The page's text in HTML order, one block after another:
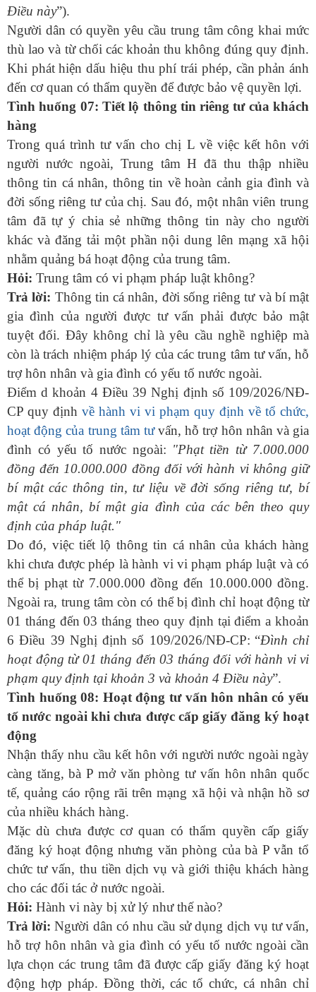
Điều này”).
Người dân có quyền yêu cầu trung tâm công khai mức
thù lao và từ chối các khoản thu không đúng quy định.
Khi phát hiện dấu hiệu thu phí trái phép, cần phản ánh
đến cơ quan có thẩm quyền để được bảo vệ quyền lợi.
Tình huống 07: Tiết lộ thông tin riêng tư của khách
hàng
Trong quá trình tư vấn cho chị L về việc kết hôn với
người nước ngoài, Trung tâm H đã thu thập nhiều
thông tin cá nhân, thông tin về hoàn cảnh gia đình và
đời sống riêng tư của chị. Sau đó, một nhân viên trung
tâm đã tự ý chia sẻ những thông tin này cho người
khác và đăng tải một phần nội dung lên mạng xã hội
nhằm quảng bá hoạt động của trung tâm.
Hỏi: Trung tâm có vi phạm pháp luật không?
Trả lời: Thông tin cá nhân, đời sống riêng tư và bí mật
gia đình của người được tư vấn phải được bảo mật
tuyệt đối. Đây không chỉ là yêu cầu nghề nghiệp mà
còn là trách nhiệm pháp lý của các trung tâm tư vấn, hỗ
trợ hôn nhân và gia đình có yếu tố nước ngoài.
Điểm d khoản 4 Điều 39 Nghị định số 109/2026/NĐ-
CP quy định về hành vi vi phạm quy định về tổ chức,
hoạt động của trung tâm tưvấn, hỗ trợ hôn nhân và gia
đình có yếu tố nước ngoài: "Phạt tiền từ 7.000.000
đồng đến 10.000.000 đồng đối với hành vi không giữ
bí mật các thông tin, tư liệu về đời sống riêng tư, bí
mật cá nhân, bí mật gia đình của các bên theo quy
định của pháp luật."
Do đó, việc tiết lộ thông tin cá nhân của khách hàng
khi chưa được phép là hành vi vi phạm pháp luật và có
thể bị phạt từ 7.000.000 đồng đến 10.000.000 đồng.
Ngoài ra, trung tâm còn có thể bị đình chỉ hoạt động từ
01 tháng đến 03 tháng theo quy định tại điểm a khoản
6 Điều 39 Nghị định số 109/2026/NĐ-CP: “Đình chỉ
hoạt động từ 01 tháng đến 03 tháng đối với hành vi vi
phạm quy định tại khoản 3 và khoản 4 Điều này”.
Tình huống 08: Hoạt động tư vấn hôn nhân có yếu
tố nước ngoài khi chưa được cấp giấy đăng ký hoạt
động
Nhận thấy nhu cầu kết hôn với người nước ngoài ngày
càng tăng, bà P mở văn phòng tư vấn hôn nhân quốc
tế, quảng cáo rộng rãi trên mạng xã hội và nhận hồ sơ
của nhiều khách hàng.
Mặc dù chưa được cơ quan có thẩm quyền cấp giấy
đăng ký hoạt động nhưng văn phòng của bà P vẫn tổ
chức tư vấn, thu tiền dịch vụ và giới thiệu khách hàng
cho các đối tác ở nước ngoài.
Hỏi: Hành vi này bị xử lý như thế nào?
Trả lời:Người dân có nhu cầu sử dụng dịch vụ tư vấn,
hỗ trợ hôn nhân và gia đình có yếu tố nước ngoài cần
lựa chọn các trung tâm đã được cấp giấy đăng ký hoạt
động hợp pháp. Đồng thời, các tổ chức, cá nhân chỉ